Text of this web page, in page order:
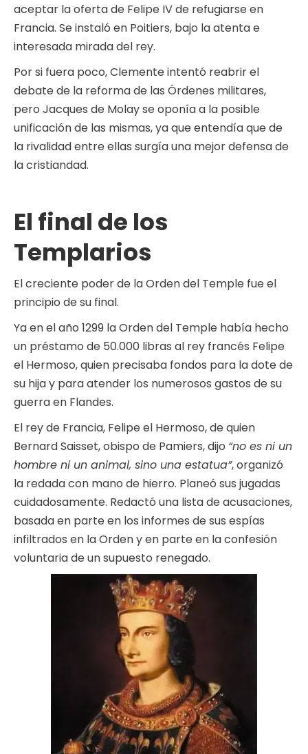
aceptar la oferta de Felipe IV de refugiarse en
Francia. Se instaló en Poitiers, bajo la atenta e
interesada mirada del rey.
Por si fuera poco, Clemente intentó reabrir el
debate de la reforma de las Órdenes militares,
pero Jacques de Molay se oponía a la posible
unificación de las mismas, ya que entendía que de
la rivalidad entre ellas surgía una mejor defensa de
la cristiandad.
El final de los
Templarios
El creciente poder de la Orden del Temple fue el
principio de su final.
Ya en el año 1299 la Orden del Temple había hecho
un préstamo de 50.000 libras al rey francés Felipe
el Hermoso, quien precisaba fondos para la dote de
su hija y para atender los numerosos gastos de su
guerra en Flandes.
El rey de Francia, Felipe el Hermoso, de quien
Bernard Saisset, obispo de Pamiers, dijo “no es ni un
hombre ni un animal, sino una estatua”, organizó
la redada con mano de hierro. Planeó sus jugadas
cuidadosamente. Redactó una lista de acusaciones,
basada en parte en los informes de sus espías
infiltrados en la Orden y en parte en la confesión
voluntaria de un supuesto renegado.